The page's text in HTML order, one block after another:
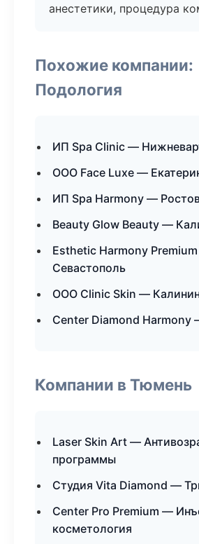
анестетики, процедура
Похожие компании:
Подология
ИП Spa Clinic —
ООО Face Luxe —
ИП Spa Harmony —
Beauty Glow Beauty —
Esthetic Harmony
Севастополь
ООО Clinic Skin —
Center Diamond Harmony
Компании в Тюмень
Laser Skin Art —
программы
Студия Vita Diamond —
Center Pro Premium —
косметология